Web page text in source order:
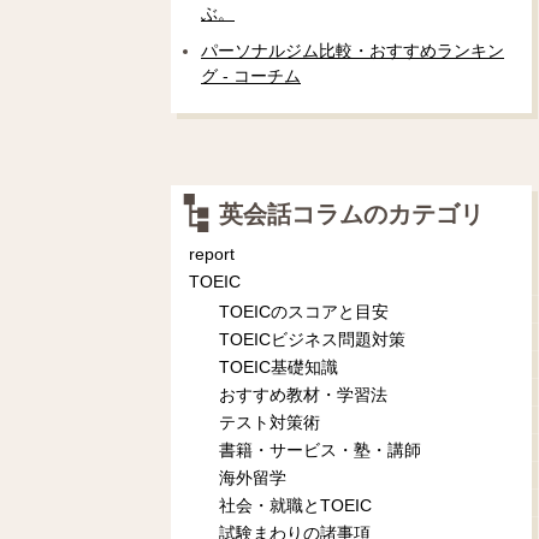
ぶ。
パーソナルジム比較・おすすめランキン
グ - コーチム
英会話コラムのカテゴリ
report
TOEIC
TOEICのスコアと目安
TOEICビジネス問題対策
TOEIC基礎知識
おすすめ教材・学習法
テスト対策術
書籍・サービス・塾・講師
海外留学
社会・就職とTOEIC
試験まわりの諸事項